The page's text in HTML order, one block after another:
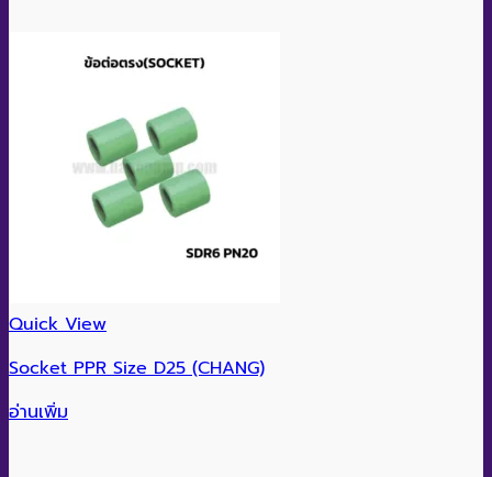
Quick View
Socket PPR Size D25 (CHANG)
อ่านเพิ่ม